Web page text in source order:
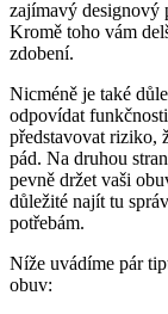
zajímavý designový
Kromě toho​ vám
zdobení.
Nicméně je také
odpovídat
představovat riziko,
pád. Na druhou
pevně‍ držet vaši
důležité najít tu
potřebám.
Níže⁢ uvádíme pár
obuv: